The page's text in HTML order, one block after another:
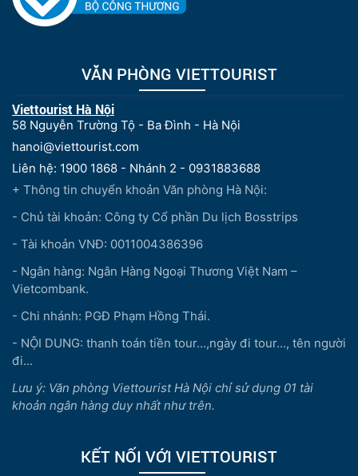
VĂN PHÒNG VIETTOURIST
Viettourist Hà Nội
58 Nguyễn Trường Tộ - Ba Đình - Hà Nội
hanoi@viettourist.com
Liên hệ: 1900 1868 - Nhánh 2 - 0931883688
+ Thông tin chuyển khoản Văn phòng Hà Nội:
- Chủ tài khoản: Công ty Cổ phần Du lịch Bosstrips
- Tài khoản VNĐ: 0011004386396
- Ngân hàng: Ngân Hàng Ngoại Thương Việt Nam –
Vietcombank.
- Chi nhánh: PGĐ Phạm Hồng Thái.
- NỘI DUNG: thanh toán tiền tour...,ngày đi tour..., tên người
đi...
Lưu ý: Văn phòng Viettourist Hà Nội chỉ sử dụng 01 tài
khoản ngân hàng duy nhất như trên.
KẾT NỐI VỚI VIETTOURIST